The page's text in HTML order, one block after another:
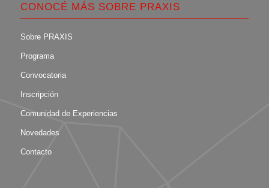
CONOCÉ MÁS SOBRE PRAXIS
Sobre PRAXIS
Programa
Convocatoria
Inscripción
Comunidad de Experiencias
Novedades
Contacto